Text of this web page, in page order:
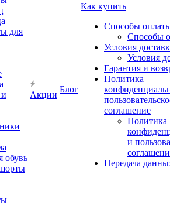
для
обувь
Акции
Блог
Как купить
Способы
Способы
Условия
Условия
Гарантия и
Политика
соглашение
Политика
и
Передача